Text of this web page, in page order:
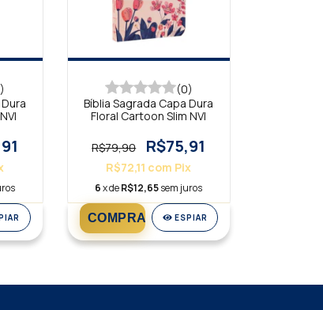
(0)
Bíblia Sagrada Capa Dura
Floral Cartoon Slim NVI
R$79,90 R$75,91
R$72,11 com Pix
6x deR$12,65sem juros
ESPIAR